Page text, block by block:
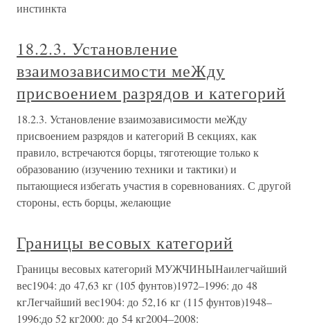
инстинкта
18.2.3. Установление
взаимозависимости меЖду
присвоением разрядов и категорий
18.2.3. Установление взаимозависимости меЖду
присвоением разрядов и категорий В секциях, как
правило, встречаются борцы, тяготеющие только к
образованию (изучению техники и тактики) и
пытающиеся избегать участия в соревнованиях. С другой
стороны, есть борцы, желающие
Границы весовых категорий
Границы весовых категорий МУЖЧИНЫНаилегчайший
вес1904: до 47,63 кг (105 фунтов)1972–1996: до 48
кгЛегчайший вес1904: до 52,16 кг (115 фунтов)1948–
1996:до 52 кг2000: до 54 кг2004–2008: